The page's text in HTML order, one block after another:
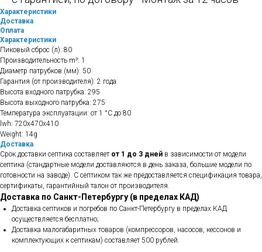
Характеристики
Доставка
Оплата
Характеристики
Пиковый сброс (л): 80
Производительность m³: 1
Диаметр патрубков (мм): 50
Гарантия (от производителя): 2 года
Высота входного патрубка: 295
Высота выходного патрубка: 275
Температура эксплуатации: от 1 °С до 80
lwh: 720x470x410
Weight: 14g
Доставка
Срок доставки септика составляет от 1 до 3 дней в зависимости от модели
септика (стандартные модели доставляются в день заказа, большие модели по
готовности на заводе). С септиком так же предоставляется спецификация товара,
сертификаты, гарантийный талон от производителя.
Доставка по Санкт-Петербургу (в пределах КАД)
Доставка септиков и погребов по Санкт-Петербургу в пределах КАД
осуществляется бесплатно;
Доставка малогабаритных товаров (компрессоров, насосов, кессонов и
комплектующих к септикам) составляет 500 рублей.